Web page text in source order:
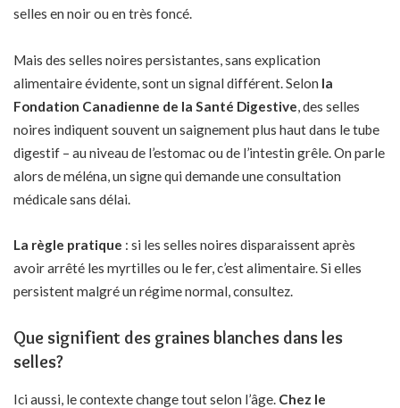
selles en noir ou en très foncé.
Mais des selles noires persistantes, sans explication
alimentaire évidente, sont un signal différent. Selon la
Fondation Canadienne de la Santé Digestive , des selles
noires indiquent souvent un saignement plus haut dans le tube
digestif – au niveau de l’estomac ou de l’intestin grêle. On parle
alors de méléna, un signe qui demande une consultation
médicale sans délai.
La règle pratique : si les selles noires disparaissent après
avoir arrêté les myrtilles ou le fer, c’est alimentaire. Si elles
persistent malgré un régime normal, consultez.
Que signifient des graines blanches dans les
selles?
Ici aussi, le contexte change tout selon l’âge. Chez le